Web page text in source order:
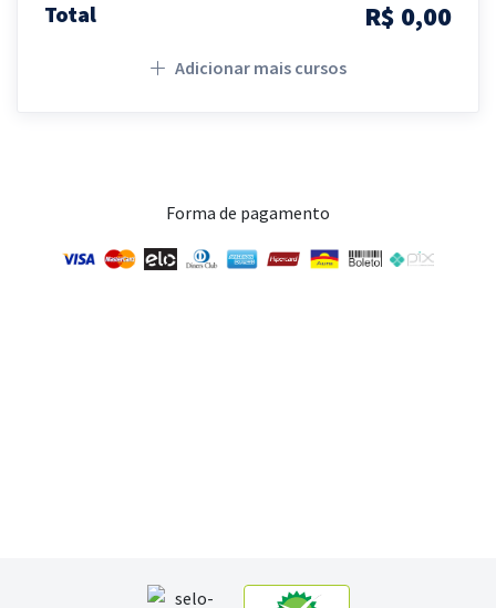
Total R$ 0,00
Adicionar mais cursos
Forma de pagamento